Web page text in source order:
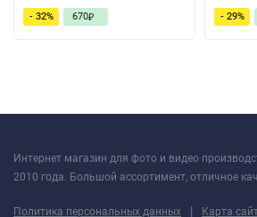
- 32% 670₽ - 29%
Интернет магазин для фото и видео
2010 года. Большой ассортимент, отличное
Политика персональных данных | Карта